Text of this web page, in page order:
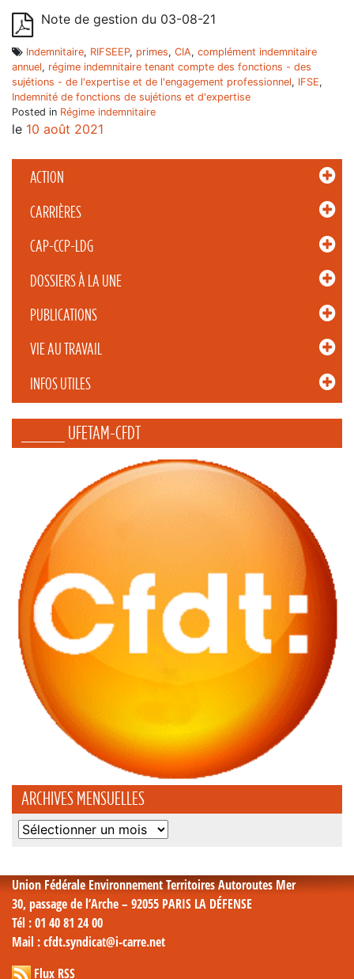
ACTION
CARRIÈRES
CAP-CCP-LDG
DOSSIERS À LA UNE
PUBLICATIONS
VIE AU TRAVAIL
INFOS UTILES
_____ UFETAM-CFDT
ARCHIVES MENSUELLES
Archives
Note de gestion du 03-08-21
Indemnitaire, RIFSEEP, primes, CIA, complément indemnitaire
annuel, régime indemnitaire tenant compte des fonctions - des
sujétions - de l'expertise et de l'engagement professionnel, IFSE,
Indemnité de fonctions de sujétions et d'expertise
Posted in Régime indemnitaire
le 10 août 2021
Union Fédérale Environnement Territoires Autoroutes Mer
30, passage de l’Arche – 92055 PARIS LA DÉFENSE
Tél : 01 40 81 24 00
Mail : cfdt.syndicat@i-carre.net
Flux RSS